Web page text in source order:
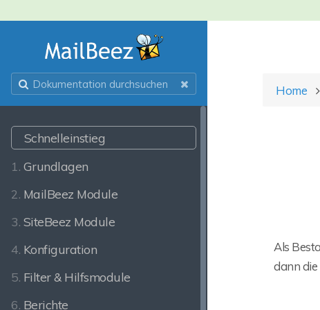
Schnelleinstieg
1. Grundlagen
2. MailBeez Module
3. SiteBeez Module
4. Konfiguration
5. Filter & Hilfsmodule
6. Berichte
Home
Als
dann